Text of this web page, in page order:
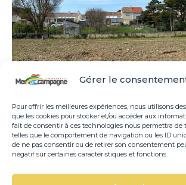
Gérer le
Pour offrir les meilleures expériences, nous utilisons
que les cookies pour stocker et/ou accéder aux
fait de consentir à ces technologies nous permettra de
telles que le comportement de navigation ou les ID
de ne pas consentir ou de retirer son consentement
négatif sur certaines caractéristiques et fonctions.
Parcelle à bâtir 325 m²
110 000€